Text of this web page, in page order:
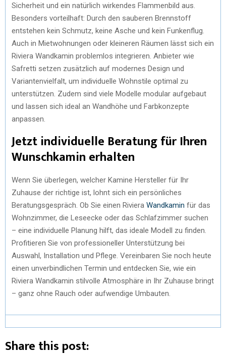
Sicherheit und ein natürlich wirkendes Flammenbild aus.
Besonders vorteilhaft: Durch den sauberen Brennstoff
entstehen kein Schmutz, keine Asche und kein Funkenflug.
Auch in Mietwohnungen oder kleineren Räumen lässt sich ein
Riviera Wandkamin problemlos integrieren. Anbieter wie
Safretti setzen zusätzlich auf modernes Design und
Variantenvielfalt, um individuelle Wohnstile optimal zu
unterstützen. Zudem sind viele Modelle modular aufgebaut
und lassen sich ideal an Wandhöhe und Farbkonzepte
anpassen.
Jetzt individuelle Beratung für Ihren
Wunschkamin erhalten
Wenn Sie überlegen, welcher Kamine Hersteller für Ihr
Zuhause der richtige ist, lohnt sich ein persönliches
Beratungsgespräch. Ob Sie einen Riviera Wandkamin für das
Wohnzimmer, die Leseecke oder das Schlafzimmer suchen
– eine individuelle Planung hilft, das ideale Modell zu finden.
Profitieren Sie von professioneller Unterstützung bei
Auswahl, Installation und Pflege. Vereinbaren Sie noch heute
einen unverbindlichen Termin und entdecken Sie, wie ein
Riviera Wandkamin stilvolle Atmosphäre in Ihr Zuhause bringt
– ganz ohne Rauch oder aufwendige Umbauten.
Share this post: